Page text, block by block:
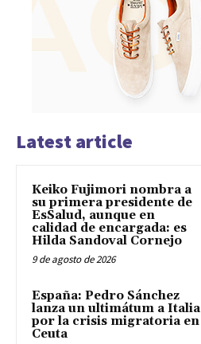
Latest article
Keiko Fujimori nombra a
su primera presidente de
EsSalud, aunque en
calidad de encargada: es
Hilda Sandoval Cornejo
9 de agosto de 2026
España: Pedro Sánchez
lanza un ultimátum a Italia
por la crisis migratoria en
Ceuta